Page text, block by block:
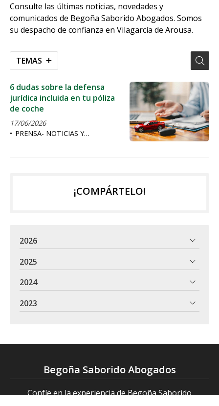
Consulte las últimas noticias, novedades y
comunicados de Begoña Saborido Abogados. Somos
su despacho de confianza en Vilagarcía de Arousa.
TEMAS
6 dudas sobre la defensa
jurídica incluida en tu póliza
de coche
17/06/2026
PRENSA- NOTICIAS Y
¡COMPÁRTELO!
2026
2025
2024
2023
Begoña Saborido Abogados
Confíe en la experiencia de Begoña Saborido